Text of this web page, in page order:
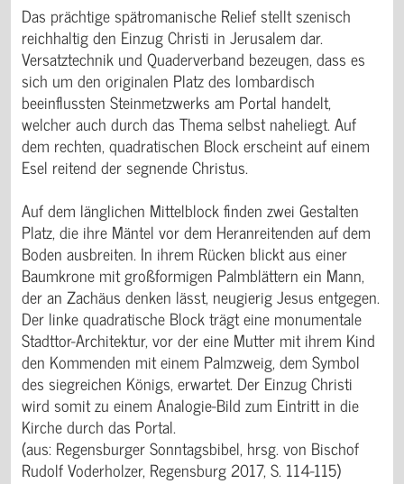
Das prächtige spätromanische Relief stellt szenisch
reichhaltig den Einzug Christi in Jerusalem dar.
Versatztechnik und Quaderverband bezeugen, dass es
sich um den originalen Platz des lombardisch
beeinflussten Steinmetzwerks am Portal handelt,
welcher auch durch das Thema selbst naheliegt. Auf
dem rechten, quadratischen Block erscheint auf einem
Esel reitend der segnende Christus.
Auf dem länglichen Mittelblock finden zwei Gestalten
Platz, die ihre Mäntel vor dem Heranreitenden auf dem
Boden ausbreiten. In ihrem Rücken blickt aus einer
Baumkrone mit großformigen Palmblättern ein Mann,
der an Zachäus denken lässt, neugierig Jesus entgegen.
Der linke quadratische Block trägt eine monumentale
Stadttor-Architektur, vor der eine Mutter mit ihrem Kind
den Kommenden mit einem Palmzweig, dem Symbol
des siegreichen Königs, erwartet. Der Einzug Christi
wird somit zu einem Analogie-Bild zum Eintritt in die
Kirche durch das Portal.
(aus: Regensburger Sonntagsbibel, hrsg. von Bischof
Rudolf Voderholzer, Regensburg 2017, S. 114-115)